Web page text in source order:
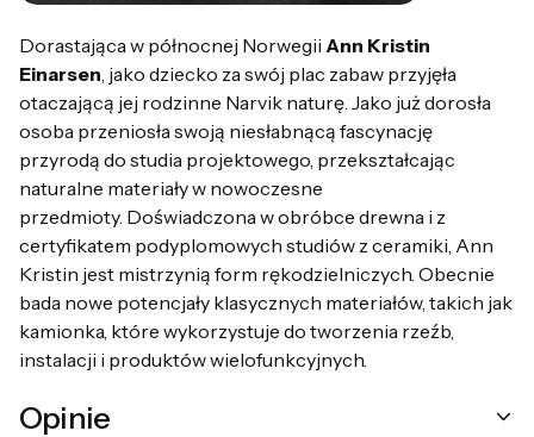
Dorastająca w północnej Norwegii Ann Kristin
Einarsen , jako dziecko za swój plac zabaw przyjęła
otaczającą jej rodzinne Narvik naturę. Jako już dorosła
osoba przeniosła swoją niesłabnącą fascynację
przyrodą do studia projektowego, przekształcając
naturalne materiały w nowoczesne
przedmioty. Doświadczona w obróbce drewna i z
certyfikatem podyplomowych studiów z ceramiki, Ann
Kristin jest mistrzynią form rękodzielniczych. Obecnie
bada nowe potencjały klasycznych materiałów, takich jak
kamionka, które wykorzystuje do tworzenia rzeźb,
instalacji i produktów wielofunkcyjnych.
Opinie